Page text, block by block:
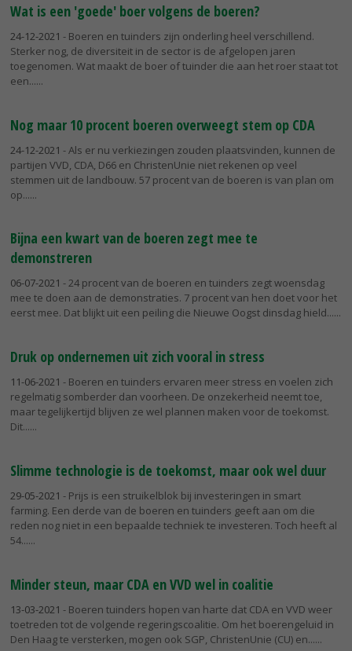
Wat is een 'goede' boer volgens de boeren?
24-12-2021 - Boeren en tuinders zijn onderling heel verschillend.
Sterker nog, de diversiteit in de sector is de afgelopen jaren
toegenomen. Wat maakt de boer of tuinder die aan het roer staat tot
een...
Nog maar 10 procent boeren overweegt stem op CDA
24-12-2021 - Als er nu verkiezingen zouden plaatsvinden, kunnen de
partijen VVD, CDA, D66 en ChristenUnie niet rekenen op veel
stemmen uit de landbouw. 57 procent van de boeren is van plan om
op...
Bijna een kwart van de boeren zegt mee te
demonstreren
06-07-2021 - 24 procent van de boeren en tuinders zegt woensdag
mee te doen aan de demonstraties. 7 procent van hen doet voor het
eerst mee. Dat blijkt uit een peiling die Nieuwe Oogst dinsdag hield...
Druk op ondernemen uit zich vooral in stress
11-06-2021 - Boeren en tuinders ervaren meer stress en voelen zich
regelmatig somberder dan voorheen. De onzekerheid neemt toe,
maar tegelijkertijd blijven ze wel plannen maken voor de toekomst.
Dit...
Slimme technologie is de toekomst, maar ook wel duur
29-05-2021 - Prijs is een struikelblok bij investeringen in smart
farming. Een derde van de boeren en tuinders geeft aan om die
reden nog niet in een bepaalde techniek te investeren. Toch heeft al
54...
Minder steun, maar CDA en VVD wel in coalitie
13-03-2021 - Boeren tuinders hopen van harte dat CDA en VVD weer
toetreden tot de volgende regeringscoalitie. Om het boerengeluid in
Den Haag te versterken, mogen ook SGP, ChristenUnie (CU) en...